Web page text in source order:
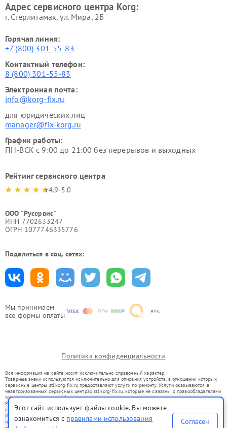
Мы принимаем
все формы оплаты
Адрес сервисного центра Korg:
г. Стерлитамак, ул. Мира, 2Б
Горячая линия:
+7 (800) 301-55-83
Контактный телефон:
8 (800) 301-55-83
Электронная почта:
info@korg-fix.ru
для юридических лиц
manager@fix-korg.ru
График работы:
ПН-ВСК с 9:00 до 21:00 без перерывов и выходных
Рейтинг сервисного центра
4.9-5.0
ООО "Русервис"
ИНН 7702633247
ОГРН 1077746335776
Поделиться в соц. сетях:
Политика конфиденциальности
Вся информация на сайте носит исключительно справочный характер.
Товарные знаки используются исключительно для описания устройств, в отношении которых
сервисные центры stl.korg-fix.ru предоставляют услуги по ремонту. Услуги оказываются в
неавторизованных сервисных центрах stl.korg-fix.ru, которые не связаны с правообладателями
товарных знаков или их официальными представителями.
Ремонт осуществляется для устройств, уже введенных в гражданский оборот в соответствии
со статьей 1487 ГК РФ.
Использование товарных знаков не преследует цели индивидуализации услуг или введения
потребителей в заблуждение, а служит для информирования о предоставляемых услугах по
Этот сайт использует файлы cookie. Вы можете
ознакомиться с правилами использования
Согласен